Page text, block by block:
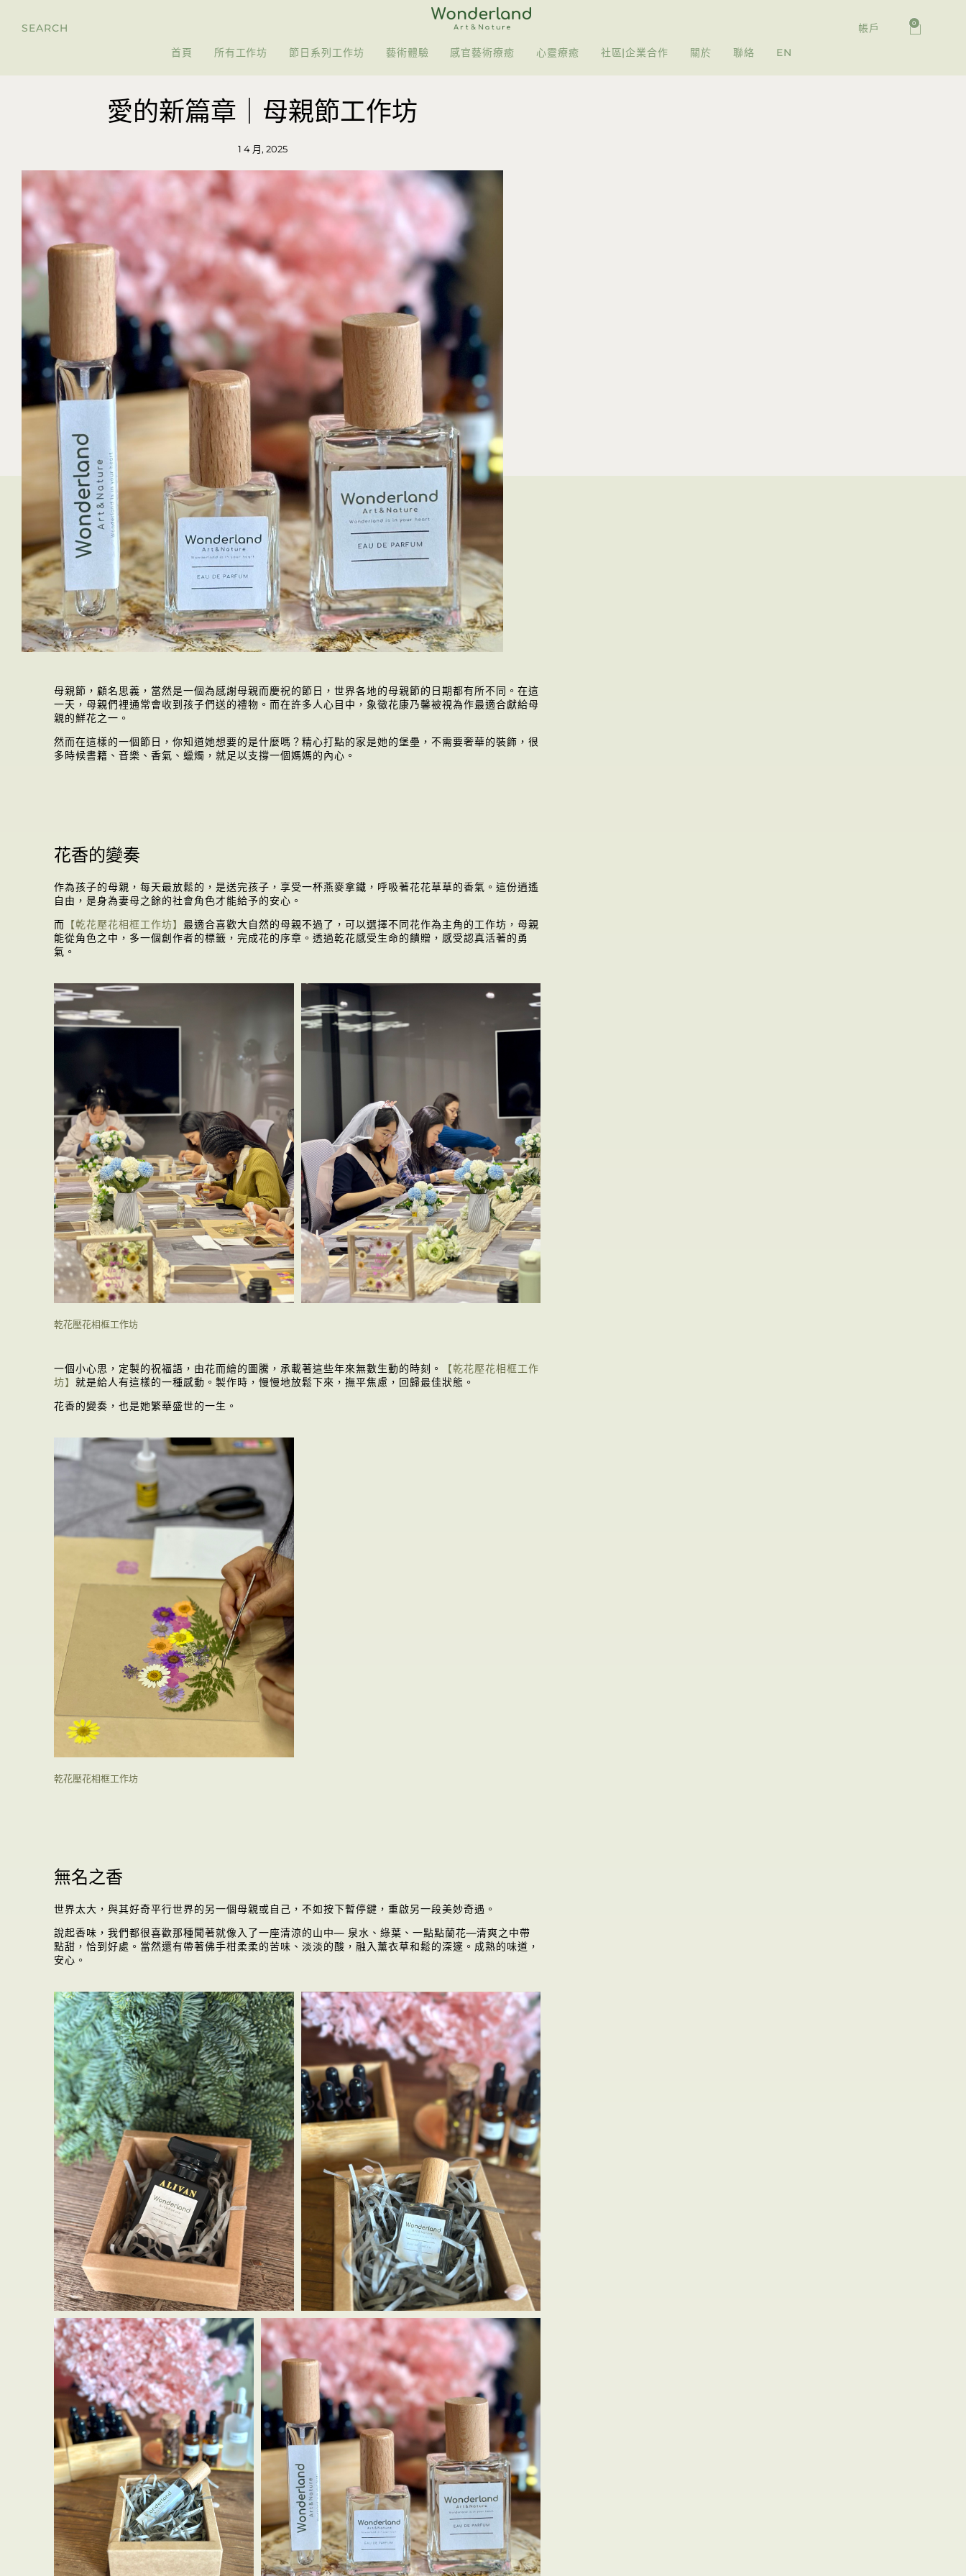
SEARCH
首頁
所有工作坊 節日系列工作坊 藝術體驗 感官藝術療癒 心靈療癒 社區|企業合作 關於 聯絡 EN
帳戶 0
愛的新篇章｜母親節工作坊
1 4 月, 2025
母親節，顧名思義，當然是一個為感謝母親而慶祝的節日，世界各地的母親節的日期都有所不同。在這
一天，母親們裡通常會收到孩子們送的禮物。而在許多人心目中，象徵花康乃馨被視為作最適合獻給母
親的鮮花之一。
然而在這樣的一個節日，你知道她想要的是什麼嗎？精心打點的家是她的堡壘，不需要奢華的裝飾，很
多時候書籍、音樂、香氣、蠟燭，就足以支撐一個媽媽的內心。
花香的變奏
作為孩子的母親，每天最放鬆的，是送完孩子，享受一杯燕麥拿鐵，呼吸著花花草草的香氣。這份逍遙
自由，是身為妻母之餘的社會角色才能給予的安心。
而 【乾花壓花相框工作坊】 最適合喜歡大自然的母親不過了，可以選擇不同花作為主角的工作坊，母親
能從角色之中，多一個創作者的標籤，完成花的序章。透過乾花感受生命的饋贈，感受認真活著的勇
氣。
乾花壓花相框工作坊
一個小心思，定製的祝福語，由花而繪的圖騰，承載著這些年來無數生動的時刻。
【乾花壓花相框工作
坊】 就是給人有這樣的一種感動。製作時，慢慢地放鬆下來，撫平焦慮，回歸最佳狀態。
花香的變奏，也是她繁華盛世的一生。
乾花壓花相框工作坊
無名之香
世界太大，與其好奇平行世界的另一個母親或自己，不如按下暫停鍵，重啟另一段美妙奇遇。
說起香味，我們都很喜歡那種聞著就像入了一座清涼的山中— 泉水、綠葉、一點點蘭花—清爽之中帶
點甜，恰到好處。當然還有帶著佛手柑柔柔的苦味、淡淡的酸，融入薰衣草和鬆的深邃。成熟的味道，
安心。